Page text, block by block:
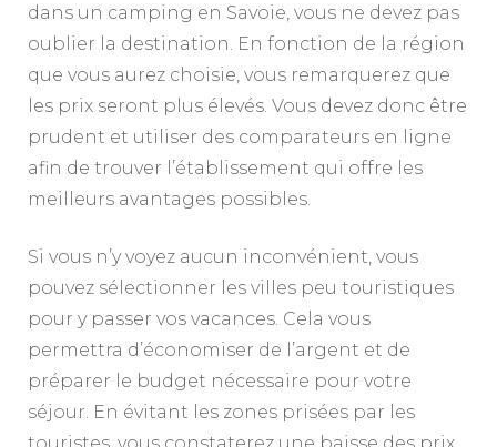
dans un camping en Savoie, vous ne devez pas
oublier la destination. En fonction de la région
que vous aurez choisie, vous remarquerez que
les prix seront plus élevés. Vous devez donc être
prudent et utiliser des comparateurs en ligne
afin de trouver l’établissement qui offre les
meilleurs avantages possibles.
Si vous n’y voyez aucun inconvénient, vous
pouvez sélectionner les villes peu touristiques
pour y passer vos vacances. Cela vous
permettra d’économiser de l’argent et de
préparer le budget nécessaire pour votre
séjour. En évitant les zones prisées par les